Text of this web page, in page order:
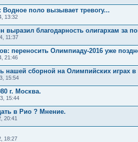
Водное поло вызывает тревогу...
13:32
выразил благодарность олигархам за
11:37
переносить Олимпиаду-2016 уже
21:46
нашей сборной на Олимпийских играх
15:54
г. Москва.
15:44
в Рио ? Мнение.
20:41
18:27